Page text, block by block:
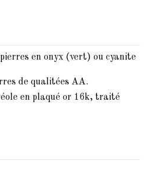
en onyx (vert) ou cyanite
de qualitées AA.
en plaqué or 16k, traité